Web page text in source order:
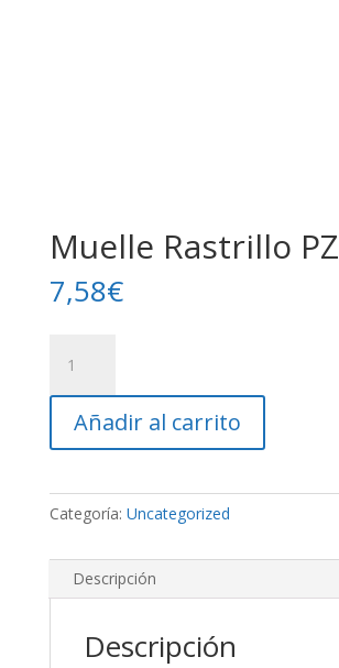
Muelle Rastrillo PZ
7,58€
Rastrillo
PZ
cantidad
Añadir al carrito
Categoría: Uncategorized
Descripción
Descripción